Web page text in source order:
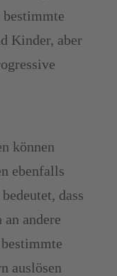
bestimmte
Kinder, aber
können
ebenfalls
dass
andere
auslösen